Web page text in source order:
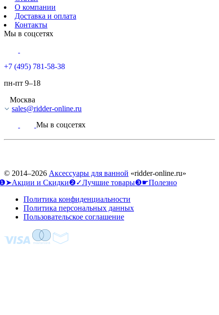
О компании
Доставка и оплата
Контакты
Мы в соцсетях
+7 (495) 781-58-38
пн-пт 9–18
Москва
sales@ridder-online.ru
Мы в соцсетях
© 2014–2026 Аксессуары для ванной «ridder-online.ru»
и Скидки❷✓Лучшие товары❸☛Полезно
Политика конфиденциальности
Политика персональных данных
Пользовательское соглашение